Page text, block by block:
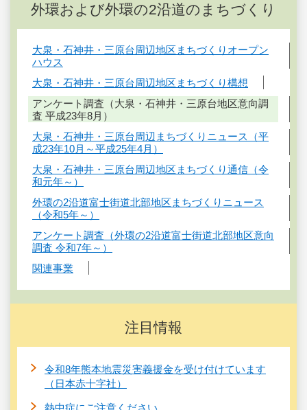
外環および外環の2沿道のまちづくり
大泉・石神井・三原台周辺地区まちづくりオープン
ハウス
大泉・石神井・三原台周辺地区まちづくり構想
アンケート調査（大泉・石神井・三原台地区意向調
査 平成23年8月）
大泉・石神井・三原台周辺まちづくりニュース（平
成23年10月～平成25年4月）
大泉・石神井・三原台周辺地区まちづくり通信（令
和元年～）
外環の2沿道富士街道北部地区まちづくりニュース
（令和5年～）
アンケート調査（外環の2沿道富士街道北部地区意向
調査 令和7年～）
関連事業
注目情報
令和8年熊本地震災害義援金を受け付けています
（日本赤十字社）
熱中症にご注意ください